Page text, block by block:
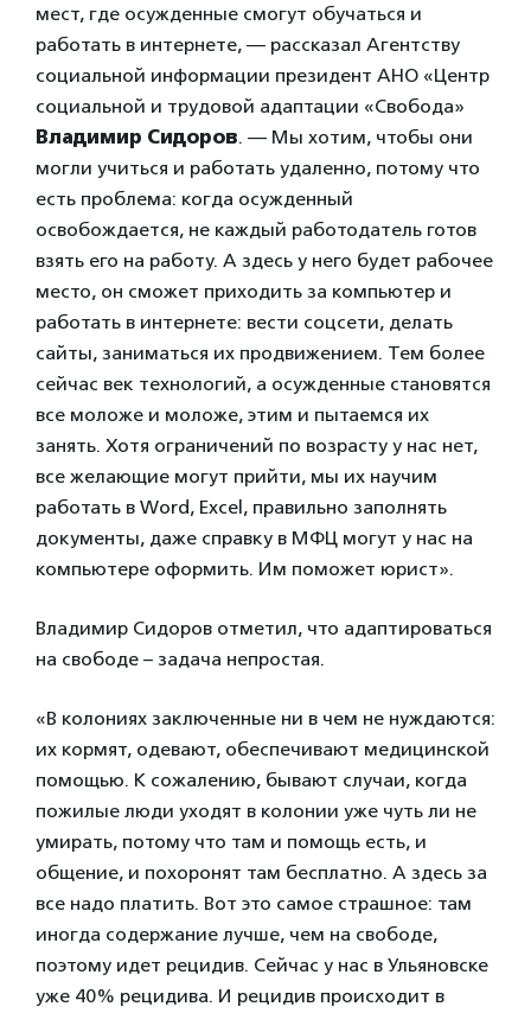
мест, где осужденные смогут обучаться и
работать в интернете, — рассказал Агентству
социальной информации президент АНО «Центр
социальной и трудовой адаптации «Свобода»
Владимир Сидоров. — Мы хотим, чтобы они
могли учиться и работать удаленно, потому что
есть проблема: когда осужденный
освобождается, не каждый работодатель готов
взять его на работу. А здесь у него будет рабочее
место, он сможет приходить за компьютер и
работать в интернете: вести соцсети, делать
сайты, заниматься их продвижением. Тем более
сейчас век технологий, а осужденные становятся
все моложе и моложе, этим и пытаемся их
занять. Хотя ограничений по возрасту у нас нет,
все желающие могут прийти, мы их научим
работать в Word, Excel, правильно заполнять
документы, даже справку в МФЦ могут у нас на
компьютере оформить. Им поможет юрист».
Владимир Сидоров отметил, что адаптироваться
на свободе – задача непростая.
«В колониях заключенные ни в чем не нуждаются:
их кормят, одевают, обеспечивают медицинской
помощью. К сожалению, бывают случаи, когда
пожилые люди уходят в колонии уже чуть ли не
умирать, потому что там и помощь есть, и
общение, и похоронят там бесплатно. А здесь за
все надо платить. Вот это самое страшное: там
иногда содержание лучше, чем на свободе,
поэтому идет рецидив. Сейчас у нас в Ульяновске
уже 40% рецидива. И рецидив происходит в